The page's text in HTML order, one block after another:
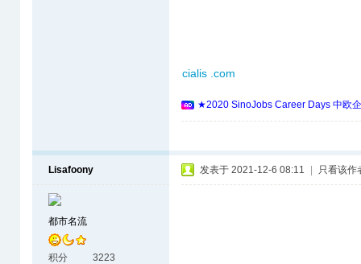
cialis .com
★2020 SinoJobs Career Days 中欧
Lisafoony
都市名流
积分
3223
发表于 2021-12-6 08:11 只看该作